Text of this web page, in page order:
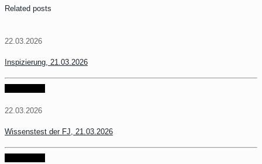
Related posts
22.03.2026
Inspizierung, 21.03.2026
22.03.2026
Wissenstest der FJ, 21.03.2026